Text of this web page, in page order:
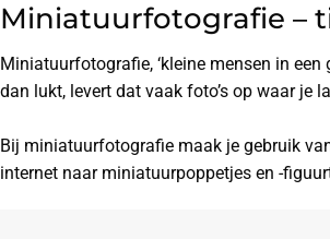
Miniatuurfotografie –
Miniatuurfotografie, ‘kleine mensen in
dan lukt, levert dat vaak foto’s op waar je
Bij miniatuurfotografie maak je gebruik
internet naar miniatuurpoppetjes en -